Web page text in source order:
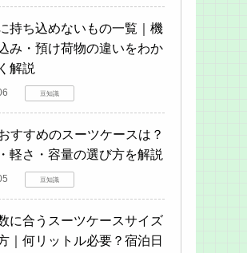
持ち込めないもの一覧｜機
み・預け荷物の違いをわか
解説
豆知識
すすめのスーツケースは？
軽さ・容量の選び方を解説
豆知識
に合うスーツケースサイズ
｜何リットル必要？宿泊日